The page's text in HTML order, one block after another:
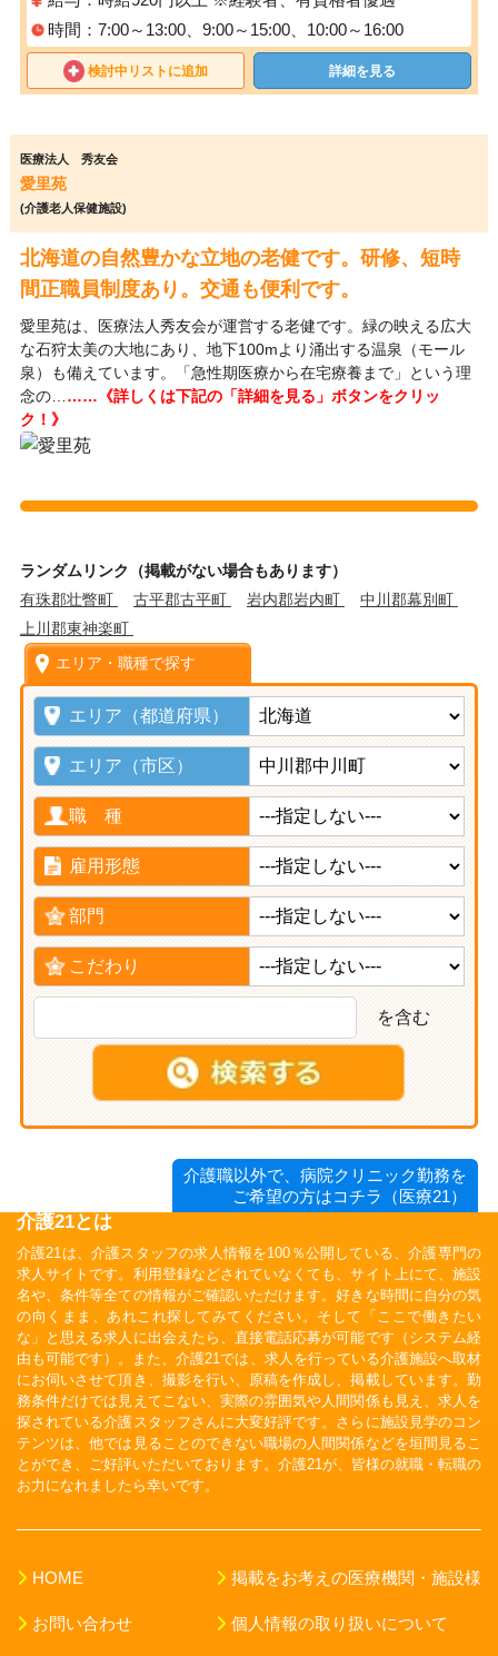
時間：7:00～13:00、9:00～15:00、10:00～16:00
検討中リストに追加 詳細を見る
医療法人 秀友会
愛里苑
(介護老人保健施設)
北海道の自然豊かな立地の老健です。研修、短時
間正職員制度あり。交通も便利です。
愛里苑は、医療法人秀友会が運営する老健です。緑の映える広大
な石狩太美の大地にあり、地下100mより涌出する温泉（モール
泉）も備えています。「急性期医療から在宅療養まで」という理
念の… ……《詳しくは下記の「詳細を見る」ボタンをクリッ
ク！》
ランダムリンク（掲載がない場合もあります）
有珠郡壮瞥町
古平郡古平町 岩内郡岩内町
中川郡幕別町
上川郡東神楽町
エリア・職種で探す
エリア（都道府県）
エリア（市区）
職 種
雇用形態
部門
こだわり
を含む
介護職以外で、病院クリニック勤務を
ご希望の方はコチラ（医療21）
介護21とは
介護21は、介護スタッフの求人情報を100％公開している、介護専門の
求人サイトです。利用登録などされていなくても、サイト上にて、施設
名や、条件等全ての情報がご確認いただけます。好きな時間に自分の気
の向くまま、あれこれ探してみてください。そして「ここで働きたい
な」と思える求人に出会えたら、直接電話応募が可能です（システム経
由も可能です）。また、介護21では、求人を行っている介護施設へ取材
にお伺いさせて頂き、撮影を行い、原稿を作成し、掲載しています。勤
務条件だけでは見えてこない、実際の雰囲気や人間関係も見え、求人を
探されている介護スタッフさんに大変好評です。さらに施設見学のコン
テンツは、他では見ることのできない職場の人間関係などを垣間見るこ
とができ、ご好評いただいております。介護21が、皆様の就職・転職の
お力になれましたら幸いです。
HOME
お問い合わせ
掲載をお考えの医療機関・施設様
個人情報の取り扱いについて